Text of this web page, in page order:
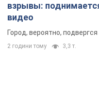
взрывы:
видео
Город, вероятно,
2 години тому 3,3 т.